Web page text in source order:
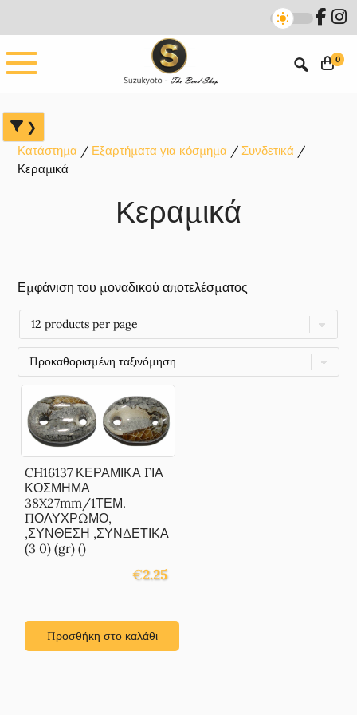
main
content
primary
sidebar
footer
0
Κατάστημα Εξαρτήματα για κόσμημα
Συνδετικά
Κεραμικά
Κεραμικά
Εμφάνιση του μοναδικού αποτελέσματος
CH16137 ΚΕΡΑΜΙΚΑ ΓΙΑ
ΚΟΣΜΗΜΑ
38X27mm/1ΤΕΜ.
ΠΟΛΥΧΡΩΜΟ,
,ΣΥΝΘΕΣΗ ,ΣΥΝΔΕΤΙΚΑ
(3 0) (gr) ()
€2.25
Προσθήκη στο καλάθι